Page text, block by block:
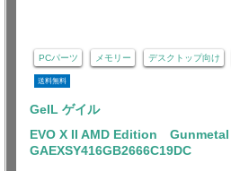
PCパーツ メモリー デスクトップ向け
送料無料
GeIL ゲイル
EVO X II AMD Edition
GAEXSY416GB2666C19DC